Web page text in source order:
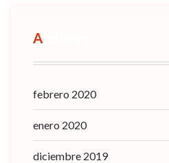
febrero 2020
enero 2020
diciembre 2019